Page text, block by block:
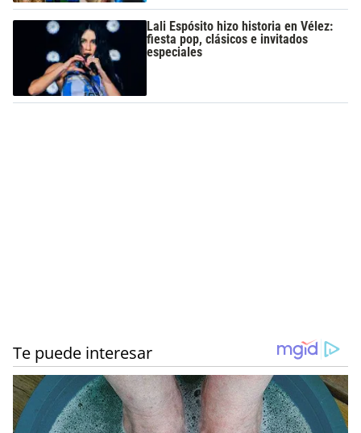
Lali Espósito hizo historia en Vélez:
fiesta pop, clásicos e invitados
especiales